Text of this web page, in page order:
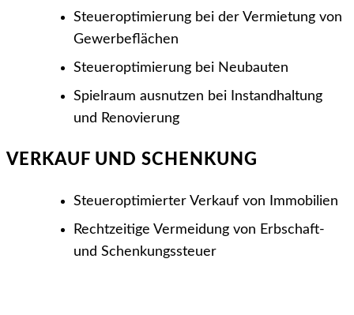
Steuer­optimierung bei der Vermietung von
Gewerbe­flächen
Steuer­optimierung bei Neu­bauten
Spielraum ausnutzen bei Instand­haltung
und Renovierung
VERKAUF UND SCHENKUNG
Steuer­optimierter Verkauf von Immobilien
Rechtzeitige Vermeidung von Erb­schaft-
und Schenkungs­steuer